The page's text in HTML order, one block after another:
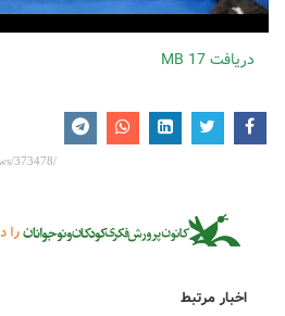
دریافت17 MB
اخبار مرتبط